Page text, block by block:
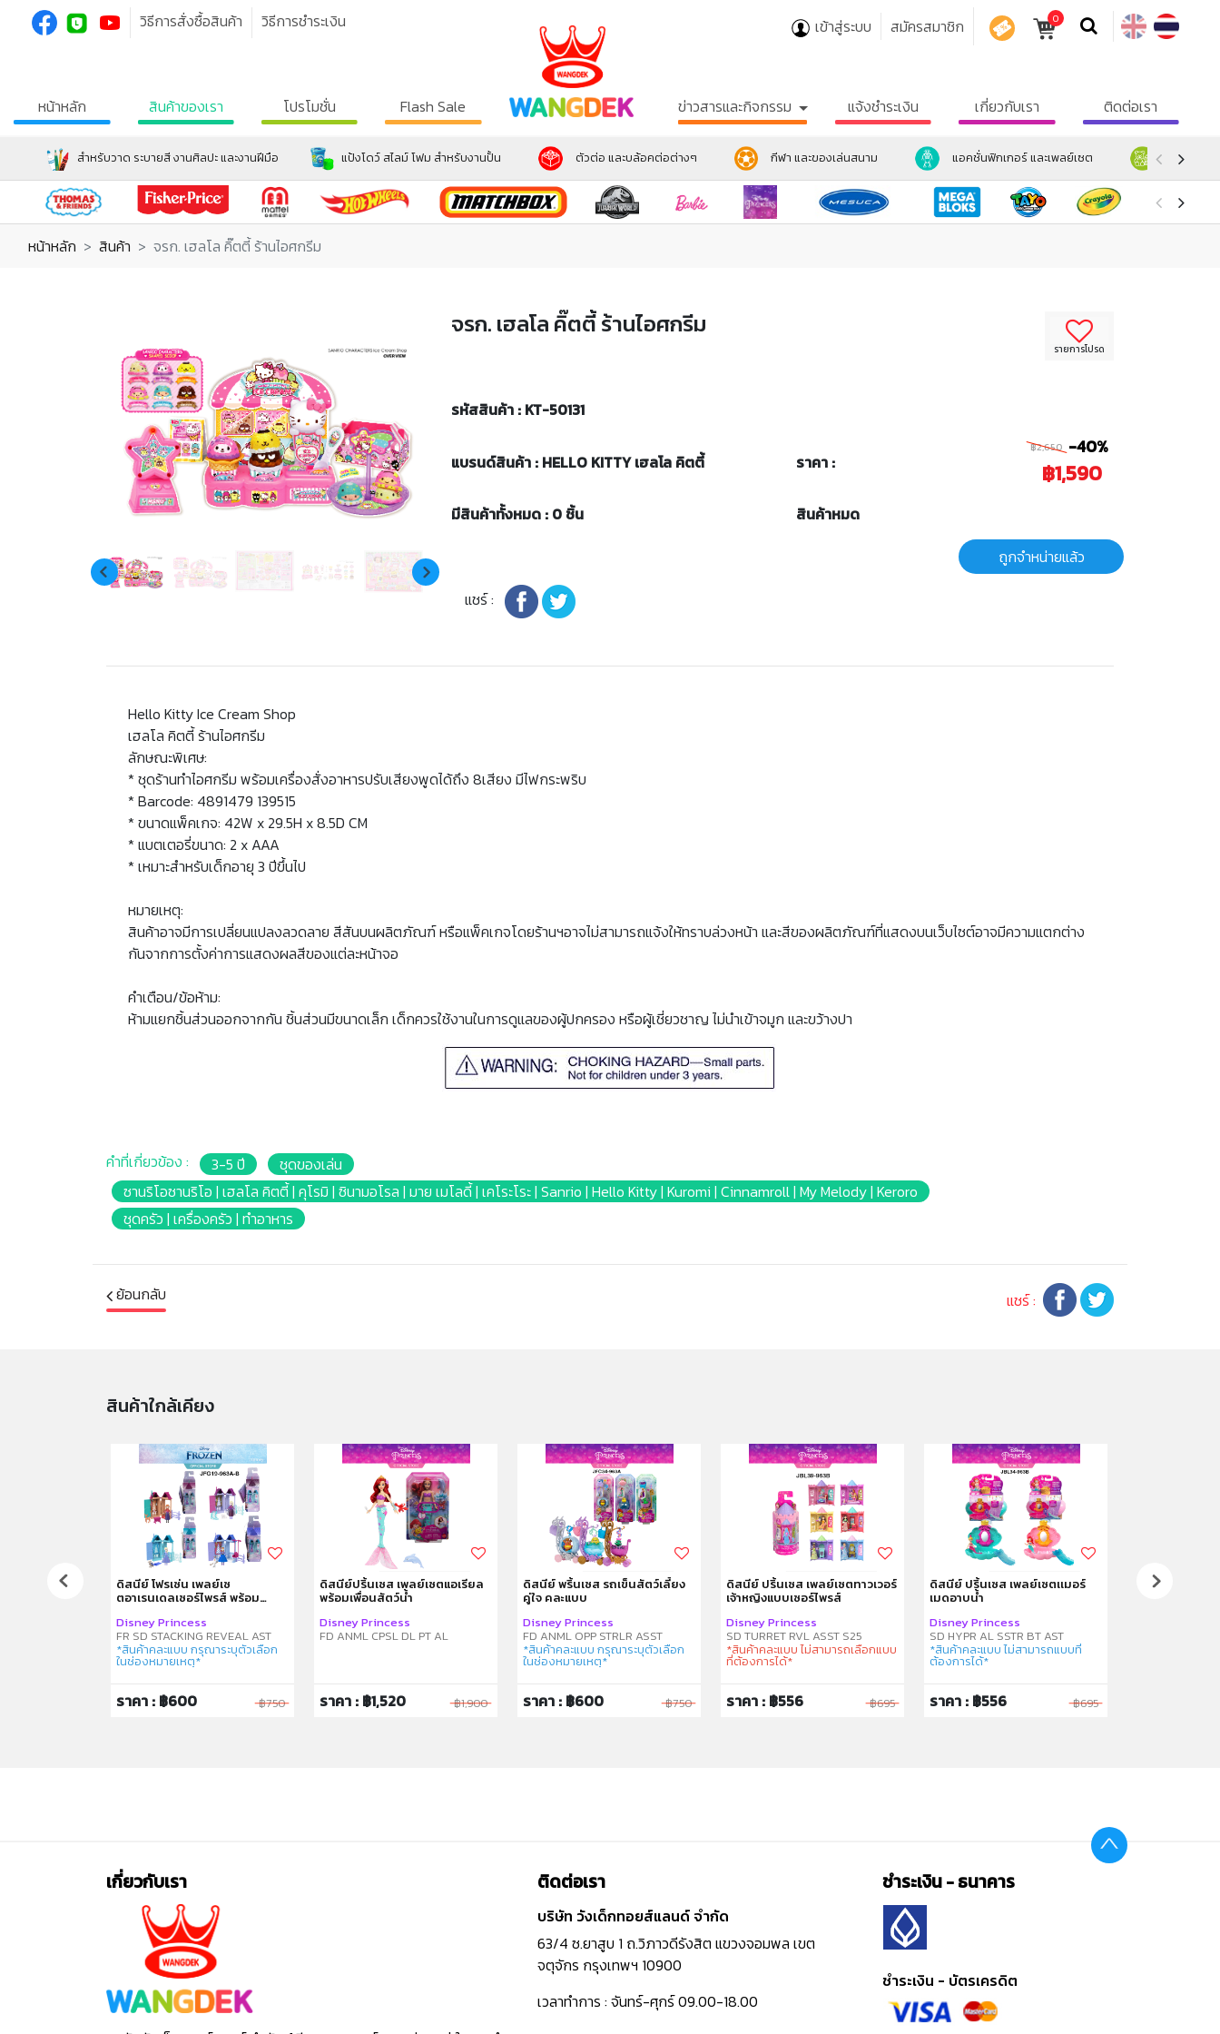
วิธีการสั่งซื้อสินค้า วิธีการชำระเงิน เข้าสู่ระบบ สมัครสมาชิก 0
หน้าหลัก สินค้าของเรา โปรโมชั่น Flash Sale ข่าวสารและกิจกรรม แจ้งชำระเงิน เกี่ยวกับเรา ติดต่อเรา
สำหรับวาด ระบายสี งานศิลปะ และงานฝีมือ แป้งโดว์ สไลม์ โฟม สำหรับงานปั้น ตัวต่อ และบล้อคต่อต่างๆ กีฬา และของเล่นสนาม แอคชั่นฟิกเกอร์ และเพลย์เซต ตุ๊กตา แล
หน้าหลัก สินค้า จรก. เฮลโล คิ๊ตตี้ ร้านไอศกรีม
รายการโปรด
จรก. เฮลโล คิ๊ตตี้ ร้านไอศกรีม
รหัสสินค้า : KT-50131
แบรนด์สินค้า : HELLO KITTY เฮลโล คิตตี้ ราคา :
฿2,650 -40%
฿1,590
มีสินค้าทั้งหมด : 0 ชิ้น
สินค้าหมด
ถูกจำหน่ายแล้ว
แชร์ :
Hello Kitty Ice Cream Shop
เฮลโล คิตตี้ ร้านไอศกรีม
ลักษณะพิเศษ:
* ชุดร้านทำไอศกรีม พร้อมเครื่องสั่งอาหารปรับเสียงพูดได้ถึง 8เสียง มีไฟกระพริบ
* Barcode: 4891479 139515
* ขนาดแพ็คเกจ: 42W x 29.5H x 8.5D CM
* แบตเตอรี่ขนาด: 2 x AAA
* เหมาะสำหรับเด็กอายุ 3 ปีขึ้นไป
หมายเหตุ:
สินค้าอาจมีการเปลี่ยนแปลงลวดลาย สีสันบนผลิตภัณฑ์ หรือแพ็คเกจโดยร้านฯอาจไม่สามารถแจ้งให้ทราบล่วงหน้า และสีของผลิตภัณฑ์ที่แสดงบนเว็บไซต์อาจมีความแตกต่าง
กันจากการตั้งค่าการแสดงผลสีของแต่ละหน้าจอ
คำเตือน/ข้อห้าม:
ห้ามแยกชิ้นส่วนออกจากกัน ชิ้นส่วนมีขนาดเล็ก เด็กควรใช้งานในการดูแลของผู้ปกครอง หรือผู้เชี่ยวชาญ ไม่นำเข้าจมูก และขว้างปา
คำที่เกี่ยวข้อง : 3-5 ปี
ชุดของเล่น
ซานริโอซานริโอ | เฮลโล คิตตี้ | คุโรมิ | ซินามอโรล | มาย เมโลดี้ | เคโระโระ | Sanrio | Hello Kitty | Kuromi | Cinnamroll | My Melody | Keroro
ชุดครัว | เครื่องครัว | ทำอาหาร
ย้อนกลับ แชร์ :
สินค้าใกล้เคียง
ดิสนีย์ โฟรเซ่น เพลย์เซ
ตอาเรนเดลเซอร์ไพรส์ พร้อม
Disney Princess
FR SD STACKING REVEAL AST
*สินค้าคละแบบ กรุณาระบุตัวเลือก
ในช่องหมายเหตุ*
ราคา : ฿600 ฿750
ดิสนีย์ปริ้นเซส เพลย์เซตแอเรียล
พร้อมเพื่อนสัตว์น้ำ
Disney Princess
FD ANML CPSL DL PT AL
ราคา : ฿1,520 ฿1,900
ดิสนีย์ พริ้นเซส รถเข็นสัตว์เลี้ยง
คู่ใจ คละแบบ
Disney Princess
FD ANML OPP STRLR ASST
*สินค้าคละแบบ กรุณาระบุตัวเลือก
ในช่องหมายเหตุ*
ราคา : ฿600 ฿750
ดิสนีย์ ปริ้นเซส เพลย์เซตทาวเวอร์
เจ้าหญิงแบบเซอร์ไพรส์
Disney Princess
SD TURRET RVL ASST S25
*สินค้าคละแบบ ไม่สามารถเลือกแบบ
ที่ต้องการได้*
ราคา : ฿556 ฿695
ดิสนีย์ ปริ้นเซส เพลย์เซตเเมอร์
เมดอาบน้ำ
Disney Princess
SD HYPR AL SSTR BT AST
*สินค้าคละแบบ ไม่สามารถแบบที่
ต้องการได้*
ราคา : ฿556 ฿695
ดิสนีย์ ปริ้นเซส
เกี่ยวกับเรา ติดต่อเรา
บริษัท วังเด็กทอยส์แลนด์ จำกัด
63/4 ซ.ยาสูบ 1 ถ.วิภาวดีรังสิต แขวงจอมพล เขต
จตุจักร กรุงเทพฯ 10900
เวลาทำการ : จันทร์-ศุกร์ 09.00-18.00
ชำระเงิน - ธนาคาร
ชำระเงิน - บัตรเครดิต